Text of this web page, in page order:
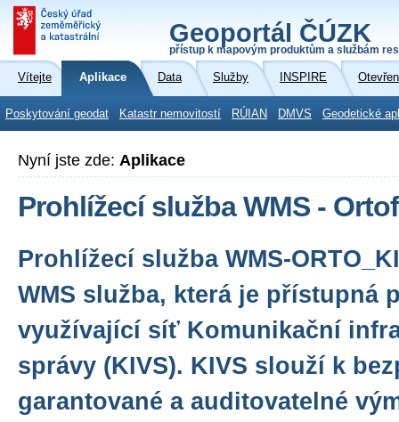
Geoportál ČÚZK
přístup k mapovým produktům a službám
Vítejte Aplikace Data Služby INSPIRE
Poskytování geodat Katastr nemovitostí RÚIAN DMVS Geodetické
Nyní jste zde: Aplikace
Prohlížecí služba WMS -
Prohlížecí služba WMS-
WMS služba, která je přístupná
využívající síť Komunikační
správy (KIVS). KIVS slouží k
garantované a auditovatelné